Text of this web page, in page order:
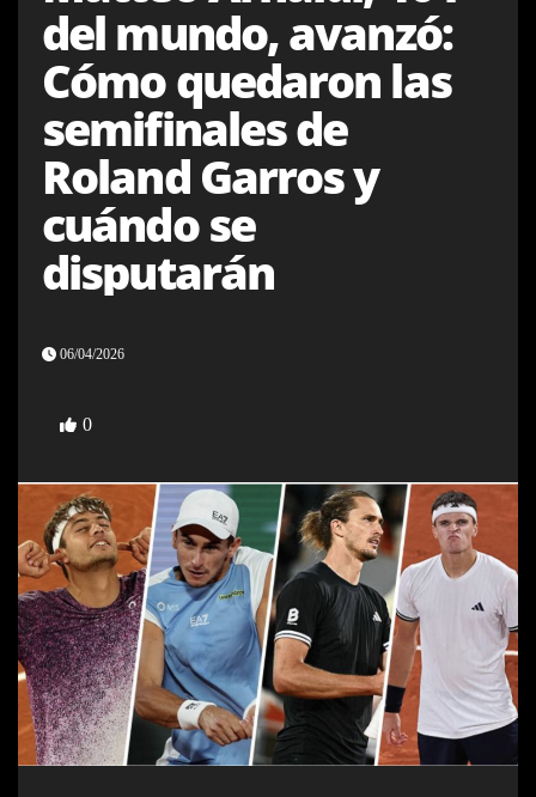
del mundo, avanzó:
Cómo quedaron las
semifinales de
Roland Garros y
cuándo se
disputarán
06/04/2026
0